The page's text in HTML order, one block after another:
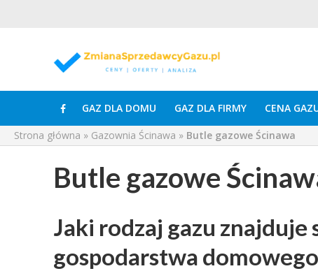
GAZ DLA DOMU GAZ DLA FIRMY CENA
Strona główna » Gazownia Ścinawa » Butle gazowe Ścinawa
Butle gazowe
Jaki rodzaj gazu
gospodarstwa